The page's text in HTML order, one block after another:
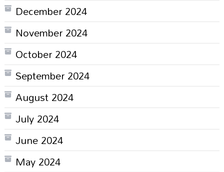
December 2024
November 2024
October 2024
September 2024
August 2024
July 2024
June 2024
May 2024